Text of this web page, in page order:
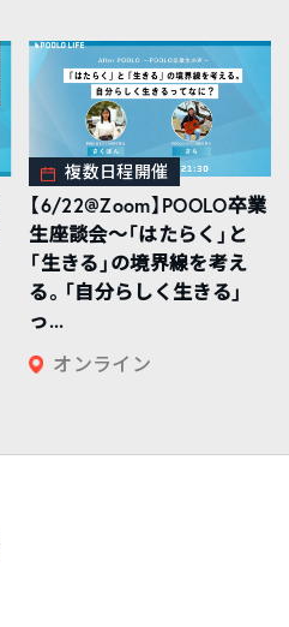
複数日程開催
【6/22@Zoom】POOLO卒業
生座談会〜「はたらく」と
「生きる」の境界線を考え
る。「自分らしく生きる」
っ...
オンライン